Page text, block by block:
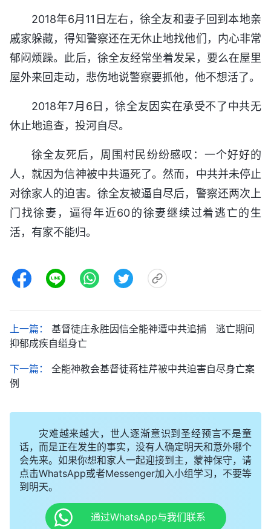
2018年6月11日左右，徐全友和妻子回到本地亲
戚家躲藏，得知警察还在无休止地找他们，内心非常
郁闷烦躁。此后，徐全友经常坐着发呆，要么在屋里
屋外来回走动，悲伤地说警察要抓他，他不想活了。
2018年7月6日，徐全友因实在承受不了中共无
休止地追查，投河自尽。
徐全友死后，周围村民纷纷感叹：一个好好的
人，就因为信神被中共逼死了。然而，中共并未停止
对徐家人的迫害。徐全友被逼自尽后，警察还两次上
门找徐妻，逼得年近60的徐妻继续过着逃亡的生
活，有家不能归。
上一篇： 基督徒庄永胜因信全能神遭中共追捕 逃亡期间
抑郁成疾自缢身亡
下一篇： 全能神教会基督徒蒋桂芹被中共迫害自尽身亡案
例
灾难越来越大，世人逐渐意识到圣经预言不是童
话，而是正在发生的事实，没有人确定明天和意外哪个
会先来。如果你想和家人一起迎接到主，蒙神保守，请
点击WhatsApp或者Messenger加入小组学习，不要等
到明天。
通过WhatsApp与我们联系